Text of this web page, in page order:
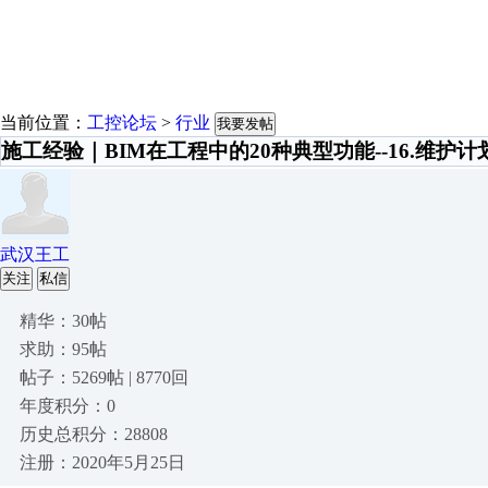
当前位置： 工控论坛 > 行业 我要发帖
施工经验｜BIM在工程中的20种典型功能--16.维护计
武汉王工
关注 私信
精华：30帖
求助：95帖
帖子：5269帖 | 8770回
年度积分：0
历史总积分：28808
注册：2020年5月25日